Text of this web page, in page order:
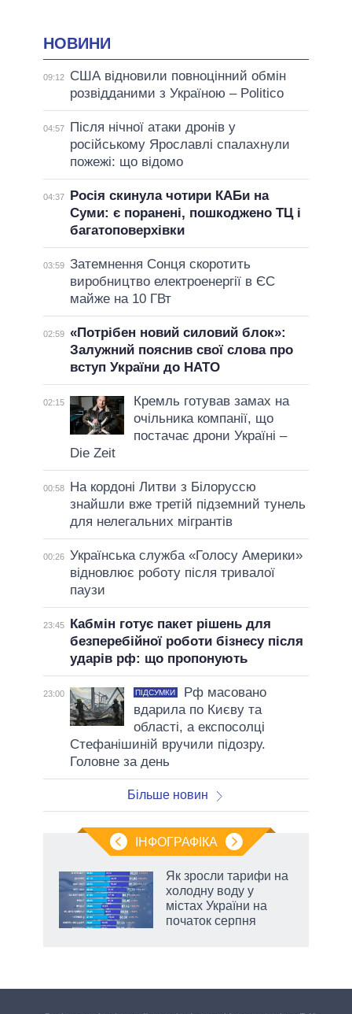
НОВИНИ
09:12
США відновили повноцінний обмін
розвідданими з Україною – Politico
04:57
Після нічної атаки дронів у
російському Ярославлі спалахнули
пожежі: що відомо
04:37
Росія скинула чотири КАБи на
Суми: є поранені, пошкоджено ТЦ і
багатоповерхівки
03:59 Затемнення Сонця скоротить
виробництво електроенергії в ЄС
майже на 10 ГВт
02:59 «Потрібен новий силовий блок»:
Залужний пояснив свої слова про
вступ України до НАТО
02:15
Кремль готував замах на
очільника компанії, що
постачає дрони Україні –
Die Zeit
00:58
На кордоні Литви з Білоруссю
знайшли вже третій підземний тунель
для нелегальних мігрантів
00:26 Українська служба «Голосу Америки»
відновлює роботу після тривалої
паузи
23:45
Кабмін готує пакет рішень для
безперебійної роботи бізнесу після
ударів рф: що пропонують
23:00 ПІДСУМКИ
Рф масовано
вдарила по Києву та
області, а експосолці
Стефанішиній вручили підозру.
Головне за день
Більше новин
ІНФОГРАФІКА
Як зросли тарифи на
холодну воду у
містах України на
початок серпня